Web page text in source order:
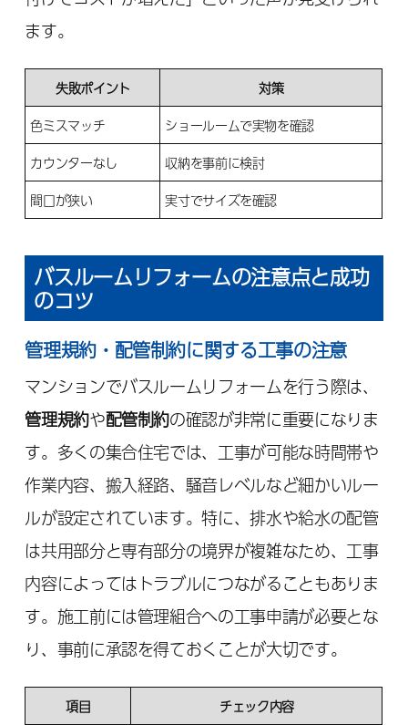
ます。
失敗ポイント
対策
色ミスマッチ
ショールームで実物を確認
カウンターなし
収納を事前に検討
間口が狭い
実寸でサイズを確認
バスルームリフォームの注意点と成功
のコツ
管理規約・配管制約に関する工事の注意
マンションでバスルームリフォームを行う際は、
管理規約や配管制約の確認が非常に重要になりま
す。多くの集合住宅では、工事が可能な時間帯や
作業内容、搬入経路、騒音レベルなど細かいルー
ルが設定されています。特に、排水や給水の配管
は共用部分と専有部分の境界が複雑なため、工事
内容によってはトラブルにつながることもありま
す。施工前には管理組合への工事申請が必要とな
り、事前に承認を得ておくことが大切です。
項目
チェック内容